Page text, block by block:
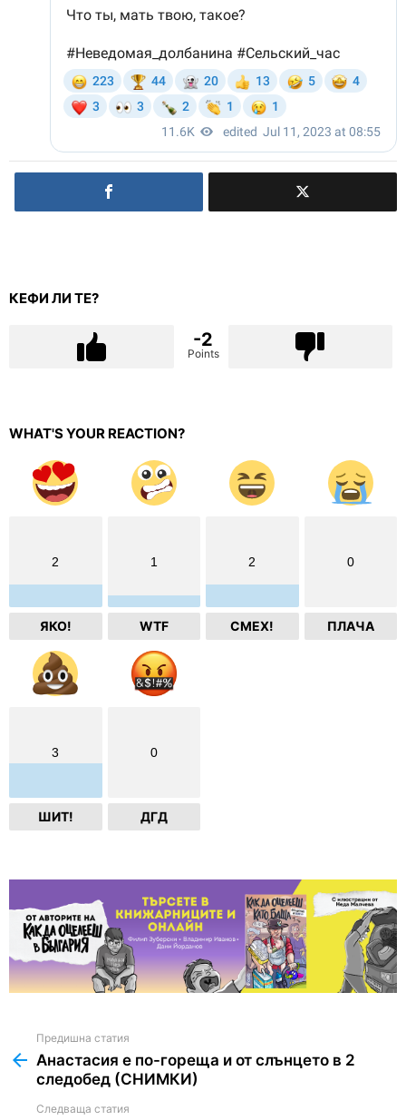
КЕФИ ЛИ ТЕ?
-2
Points
WHAT'S YOUR REACTION?
2
ЯКО!
1
WTF
2
СМЕХ!
0
ПЛАЧА
3
ШИТ!
0
ДГД
more
Предишна статия
Анастасия е по-гореща и от слънцето в 2
следобед (СНИМКИ)
Следваща статия